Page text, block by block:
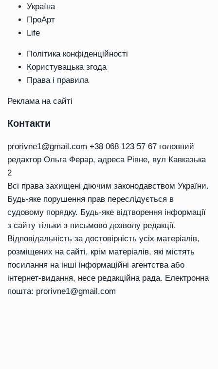
Україна
ПроАрт
Life
Політика конфіденційності
Користувацька згода
Права і правила
Реклама на сайті
Контакти
prorivne1@gmail.com +38 068 123 57 67 головний
редактор Ольга Ферар, адреса Рівне, вул Кавказька
2
Всі права захищені діючим законодавством України.
Будь-яке порушення прав переслідується в
судовому порядку. Будь-яке відтворення інформації
з сайту тільки з письмово дозволу редакції.
Відповідальність за достовірність усіх матеріалів,
розміщених на сайті, крім матеріалів, які містять
посилання на інші інформаційні агентства або
інтернет-видання, несе редакційна рада. Електронна
пошта: prorivne1@gmail.com